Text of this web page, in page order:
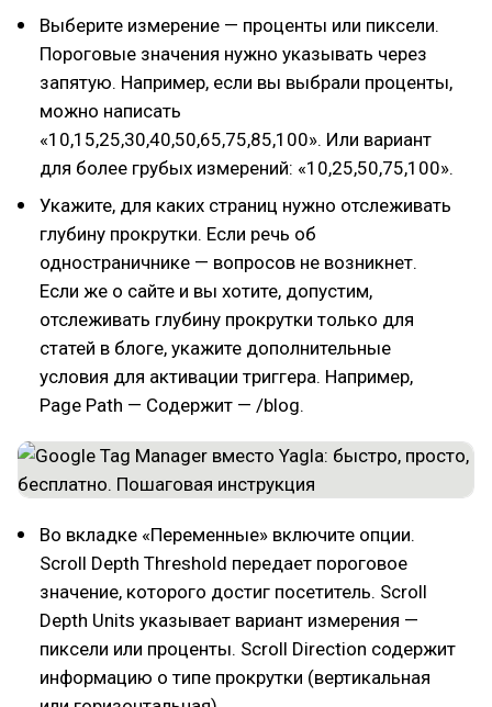
Выберите измерение — проценты или пиксели.
Пороговые значения нужно указывать через
запятую. Например, если вы выбрали проценты,
можно написать
«10,15,25,30,40,50,65,75,85,100». Или вариант
для более грубых измерений: «10,25,50,75,100».
Укажите, для каких страниц нужно отслеживать
глубину прокрутки. Если речь об
одностраничнике — вопросов не возникнет.
Если же о сайте и вы хотите, допустим,
отслеживать глубину прокрутки только для
статей в блоге, укажите дополнительные
условия для активации триггера. Например,
Page Path — Содержит — /blog.
Во вкладке «Переменные» включите опции.
Scroll Depth Threshold передает пороговое
значение, которого достиг посетитель. Scroll
Depth Units указывает вариант измерения —
пиксели или проценты. Scroll Direction содержит
информацию о типе прокрутки (вертикальная